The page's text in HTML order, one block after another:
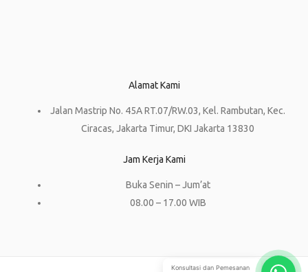
Alamat Kami
Jalan Mastrip No. 45A RT.07/RW.03, Kel. Rambutan, Kec.
Ciracas, Jakarta Timur, DKI Jakarta 13830
Jam Kerja Kami
Buka Senin – Jum’at
08.00 – 17.00 WIB
Konsultasi dan Pemesanan